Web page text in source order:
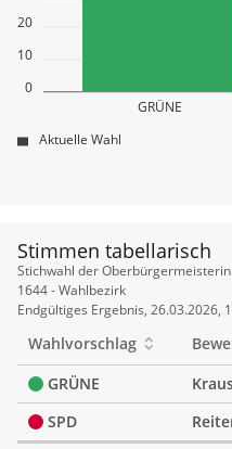
0
10
20
GRÜNE
Aktuelle Wahl
Stimmen tabellarisch
Stimmen
tabellarisch
Stichwahl der
1644 - Wahlbezirk
Endgültiges Ergebnis, 26.03.2026,
Wahlvorschlag
GRÜNE
SPD